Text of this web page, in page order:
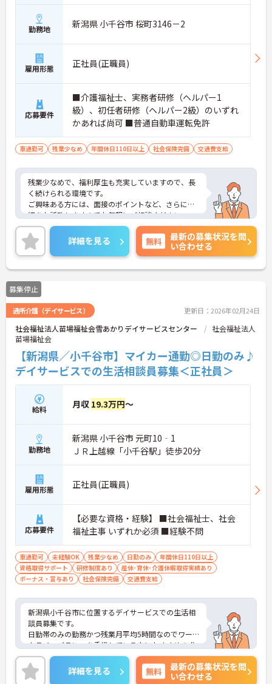
勤務地 新潟県 小千谷市 桜町3146－2
雇用形態 正社員(正職員)
応募要件
■介護福祉士、実務者研修（ヘルパー1
級）、初任者研修（ヘルパー2級）のいずれ
かあれば尚可 ■普通自動車運転免許
車通勤可 残業少なめ 年間休日110日以上 社会保険完備 交通費支給
残業少なめで、福利厚生も充実していますので、長
く続けられる環境です。
ご興味ある方には、面接のポイントなど、さらに詳
細をお話致しますのでお気軽にご相談ください。
詳細を見る 無料
最新の募集状況を問
い合わせる
募集停止
通所介護（デイサービス） 更新日：2026年02月24日
社会福祉法人苗場福祉会雪あかりデイサービスセンター
社会福祉法人
苗場福祉会
【新潟県／小千谷市】マイカー通勤◎日勤のみ♪
デイサービスでの生活相談員募集＜正社員＞
給料 月収 19.3万円～
勤務地
新潟県 小千谷市 元町10‐1
ＪＲ上越線「小千谷駅」徒歩20分
雇用形態 正社員(正職員)
応募要件
【必要な資格・経験】 ■社会福祉士、社会
福祉主事 いずれか必須 ■経験不問
車通勤可 未経験OK 残業少なめ 日勤のみ
年間休日110日以上
資格取得サポート
研修制度あり
産休･育休･介護休暇取得実績あり
ボーナス・賞与あり
社会保険完備 交通費支給
新潟県小千谷市に位置するデイサービスでの生活相
談員募集です。
日勤帯のみの勤務かつ残業月平均5時間なのでワー
クライフバランスを重視している方におすすめの求
人です♪
ご興味のある方はご面接のポイントお伝えしますの
でご気軽にお問合せください。
詳細を見る 無料
最新の募集状況を問
い合わせる